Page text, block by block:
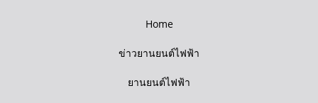
Home
ข่าวยานยนต์ไฟฟ้า
ยานยนต์ไฟฟ้า